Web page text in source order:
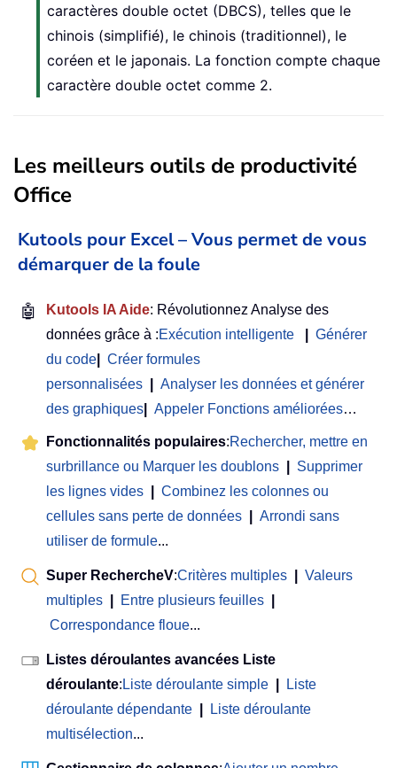
caractères double octet (DBCS), telles que le
chinois (simplifié), le chinois (traditionnel), le
coréen et le japonais. La fonction compte chaque
caractère double octet comme 2.
Les meilleurs outils de productivité
Office
Kutools pour Excel – Vous permet de vous
démarquer de la foule
🤖 Kutools IA Aide: Révolutionnez Analyse des
données grâce à :Exécution intelligente
Générer
du code
Créer formules
personnalisées
Analyser les données et générer
des graphiques
Appeler Fonctions améliorées…
Fonctionnalités populaires:Rechercher, mettre en
surbrillance ou Marquer les doublons
Supprimer
les lignes vides
Combinez les colonnes ou
cellules sans perte de données
Arrondi sans
utiliser de formule...
Super RechercheV:Critères multiples
Valeurs
multiples
Entre plusieurs feuilles
Correspondance floue...
Listes déroulantes avancées Liste
déroulante: Liste déroulante simple
Liste
déroulante dépendante
Liste déroulante
multisélection...